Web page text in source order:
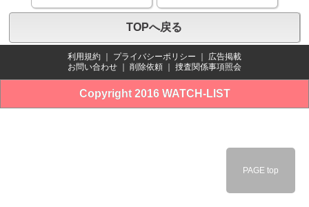
TOPへ戻る
利用規約 プライバシーポリシー
広告掲載
お問い合わせ
削除依頼 捜査関係事項照会
Copyright 2016 WATCH-LIST
PAGE top